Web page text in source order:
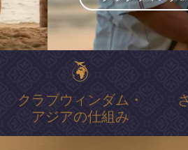
クラブウィンダム・
アジアの仕組み